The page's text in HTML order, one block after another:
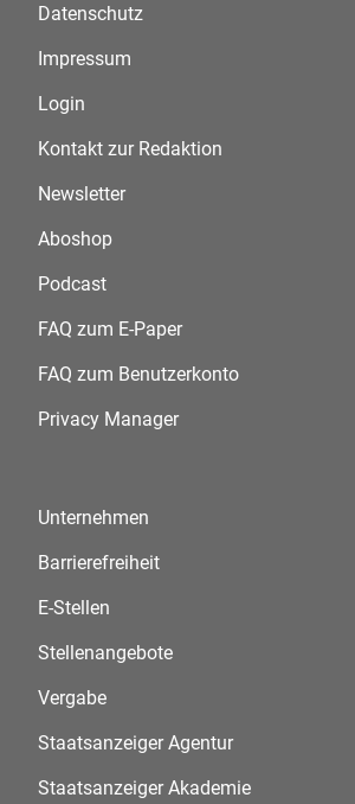
Datenschutz
Impressum
Login
Kontakt zur Redaktion
Newsletter
Aboshop
Podcast
FAQ zum E-Paper
FAQ zum Benutzerkonto
Privacy Manager
Unternehmen
Barrierefreiheit
E-Stellen
Stellenangebote
Vergabe
Staatsanzeiger Agentur
Staatsanzeiger Akademie